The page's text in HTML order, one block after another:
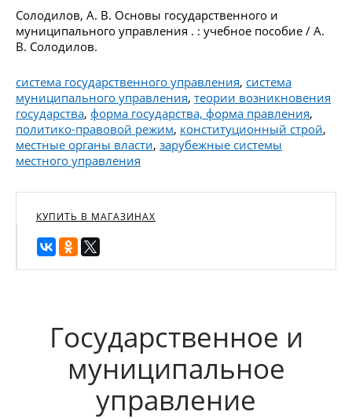
Солодилов, А. В. Основы государственного и
муниципального управления . : учебное пособие / А.
В. Солодилов.
система государственного управления, система
муниципального управления, теории возникновения
государства, форма государства, форма правления,
политико-правовой режим, конституционный строй,
местные органы власти, зарубежные системы
местного управления
КУПИТЬ В МАГАЗИНАХ
Государственное и
муниципальное
управление